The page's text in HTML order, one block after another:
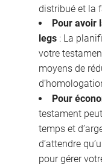
distribué et la
Pour avoir
legs : La
votre
moyens de
Pour
testament
temps et
d’attendre
pour gérer